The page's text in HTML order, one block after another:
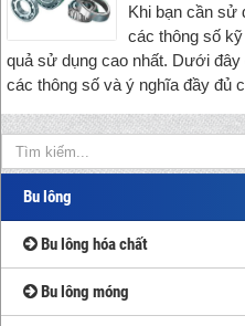
Khi bạn cần sử
các thông số
quả sử dụng cao nhất. Dưới
các thông số và ý nghĩa đầy đủ
Bu lông
Bu lông hóa chất
Bu lông móng